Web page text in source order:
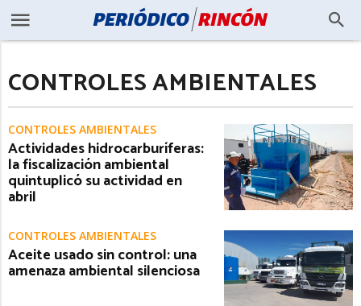
CONTROLES AMBIENTALES
CONTROLES AMBIENTALES
Actividades hidrocarburíferas:
la fiscalización ambiental
quintuplicó su actividad en
abril
CONTROLES AMBIENTALES
Aceite usado sin control: una
amenaza ambiental silenciosa